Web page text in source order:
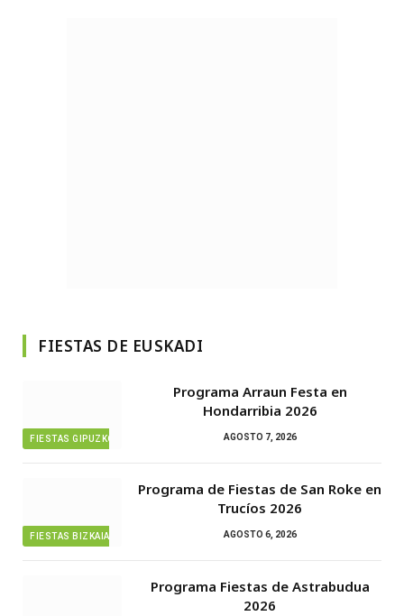
FIESTAS DE EUSKADI
FIESTAS GIPUZKOA
Programa Arraun Festa en
Hondarribia 2026
AGOSTO 7, 2026
FIESTAS BIZKAIA
Programa de Fiestas de San Roke en
Trucíos 2026
AGOSTO 6, 2026
Programa Fiestas de Astrabudua
2026